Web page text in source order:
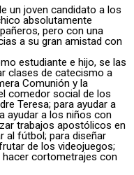
un joven candidato a los
absolutamente
pero con una
a su gran amistad con
estudiante e hijo, se las
clases de catecismo a
Comunión y la
comedor social de los
Teresa; para ayudar a
ayudar a los niños con
trabajos apostólicos en
al fútbol; para diseñar
de los videojuegos;
hacer cortometrajes con